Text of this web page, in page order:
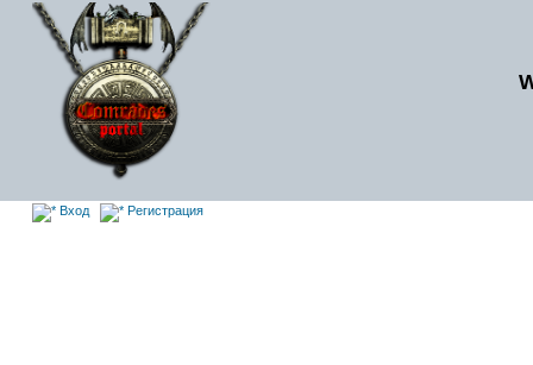
Вход Регистрация